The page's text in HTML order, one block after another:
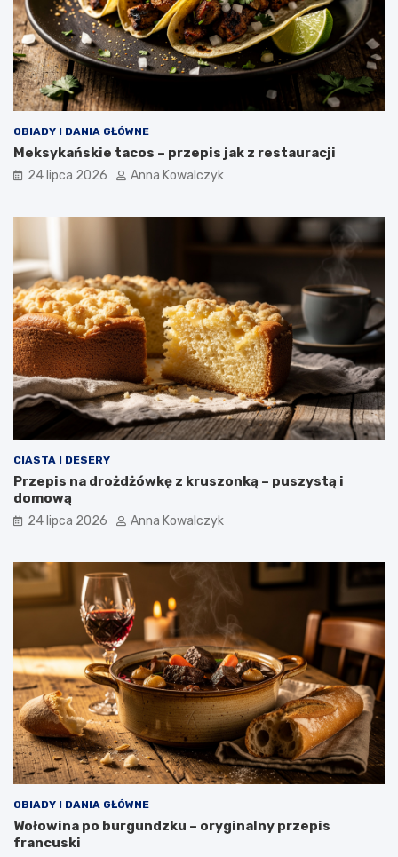
OBIADY I DANIA GŁÓWNE
Meksykańskie tacos – przepis jak z restauracji
24 lipca 2026 Anna Kowalczyk
CIASTA I DESERY
Przepis na drożdżówkę z kruszonką – puszystą i
domową
24 lipca 2026 Anna Kowalczyk
OBIADY I DANIA GŁÓWNE
Wołowina po burgundzku – oryginalny przepis
francuski